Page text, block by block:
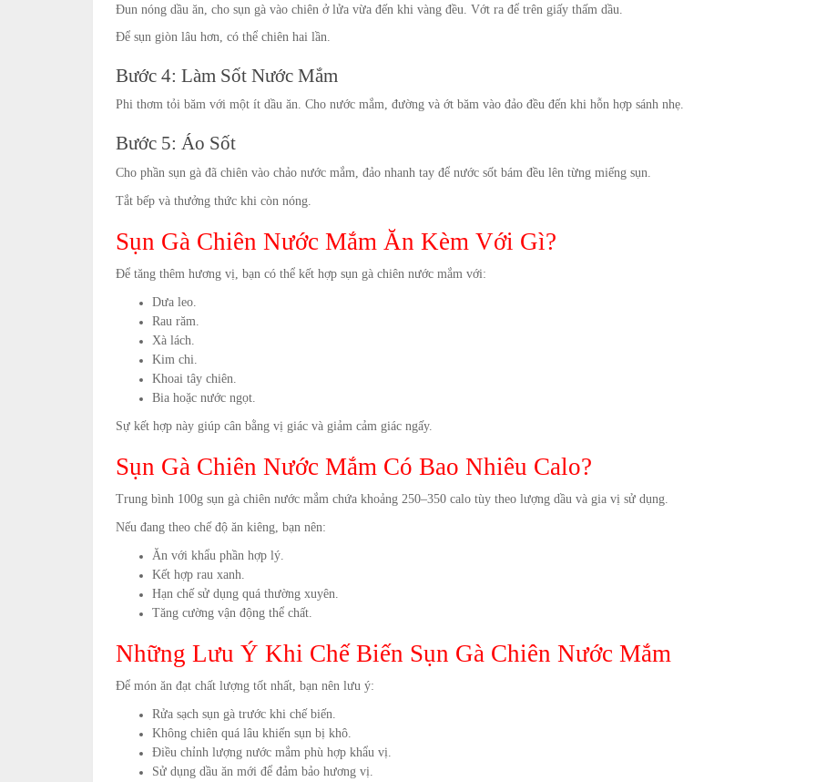
Đun nóng dầu ăn, cho sụn gà vào chiên ở lửa vừa đến khi vàng đều. Vớt ra để trên giấy thấm dầu.
Để sụn giòn lâu hơn, có thể chiên hai lần.
Bước 4: Làm Sốt Nước Mắm
Phi thơm tỏi băm với một ít dầu ăn. Cho nước mắm, đường và ớt băm vào đảo đều đến khi hỗn hợp sánh nhẹ.
Bước 5: Áo Sốt
Cho phần sụn gà đã chiên vào chảo nước mắm, đảo nhanh tay để nước sốt bám đều lên từng miếng sụn.
Tắt bếp và thưởng thức khi còn nóng.
Sụn Gà Chiên Nước Mắm Ăn Kèm Với Gì?
Để tăng thêm hương vị, bạn có thể kết hợp sụn gà chiên nước mắm với:
Dưa leo.
Rau răm.
Xà lách.
Kim chi.
Khoai tây chiên.
Bia hoặc nước ngọt.
Sự kết hợp này giúp cân bằng vị giác và giảm cảm giác ngấy.
Sụn Gà Chiên Nước Mắm Có Bao Nhiêu Calo?
Trung bình 100g sụn gà chiên nước mắm chứa khoảng 250–350 calo tùy theo lượng dầu và gia vị sử dụng.
Nếu đang theo chế độ ăn kiêng, bạn nên:
Ăn với khẩu phần hợp lý.
Kết hợp rau xanh.
Hạn chế sử dụng quá thường xuyên.
Tăng cường vận động thể chất.
Những Lưu Ý Khi Chế Biến Sụn Gà Chiên Nước Mắm
Để món ăn đạt chất lượng tốt nhất, bạn nên lưu ý:
Rửa sạch sụn gà trước khi chế biến.
Không chiên quá lâu khiến sụn bị khô.
Điều chỉnh lượng nước mắm phù hợp khẩu vị.
Sử dụng dầu ăn mới để đảm bảo hương vị.